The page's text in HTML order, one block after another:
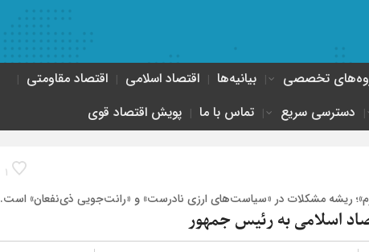
تخصصی بیانیه‌ها اقتصاد اسلامی
اقتصاد مقاومتی
دسترسی سریع تماس با ما پویش اقتصاد قوی
1
ریشه مشکلات در «سیاست‌های ارزی نادرست» و «رانت‌جویی ذی‌نفعان» است.